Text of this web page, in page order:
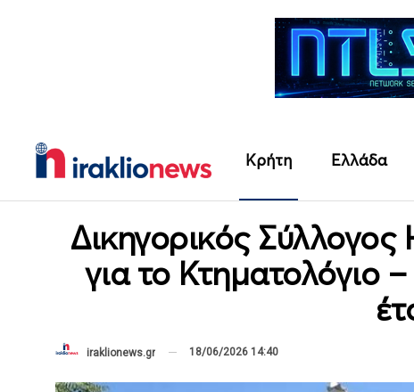
Κρήτη Ελλάδα
Δικηγορικός
για το Κτηματολόγιο
iraklionews.gr 18/06/2026 14:40